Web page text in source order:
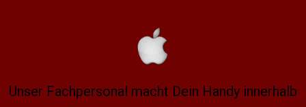
Unser Fachpersonal macht Dein Handy innerhalb